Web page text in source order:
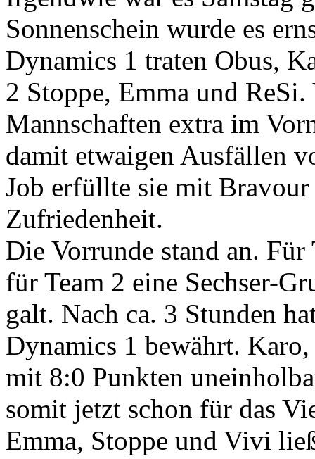
Sonnenschein wurde es
Dynamics 1 traten Obus,
2 Stoppe, Emma und
Mannschaften extra im
damit etwaigen Ausfällen
Job erfüllte sie mit
Zufriedenheit.
Die Vorrunde stand an.
für Team 2 eine Sechser-
galt. Nach ca. 3 Stunden
Dynamics 1 bewährt.
mit 8:0 Punkten
somit jetzt schon für das
Emma, Stoppe und Vivi